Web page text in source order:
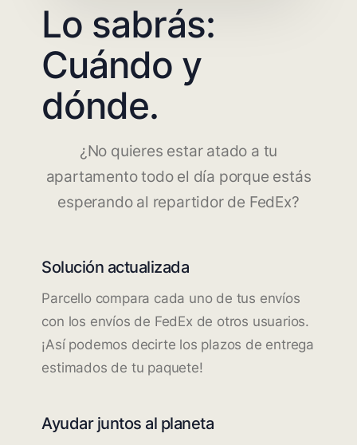
Lo sabrás:
Cuándo y
dónde.
¿No quieres estar atado a tu
apartamento todo el día porque estás
esperando al repartidor de FedEx?
Solución actualizada
Parcello compara cada uno de tus envíos
con los envíos de FedEx de otros usuarios.
¡Así podemos decirte los plazos de entrega
estimados de tu paquete!
Ayudar juntos al planeta